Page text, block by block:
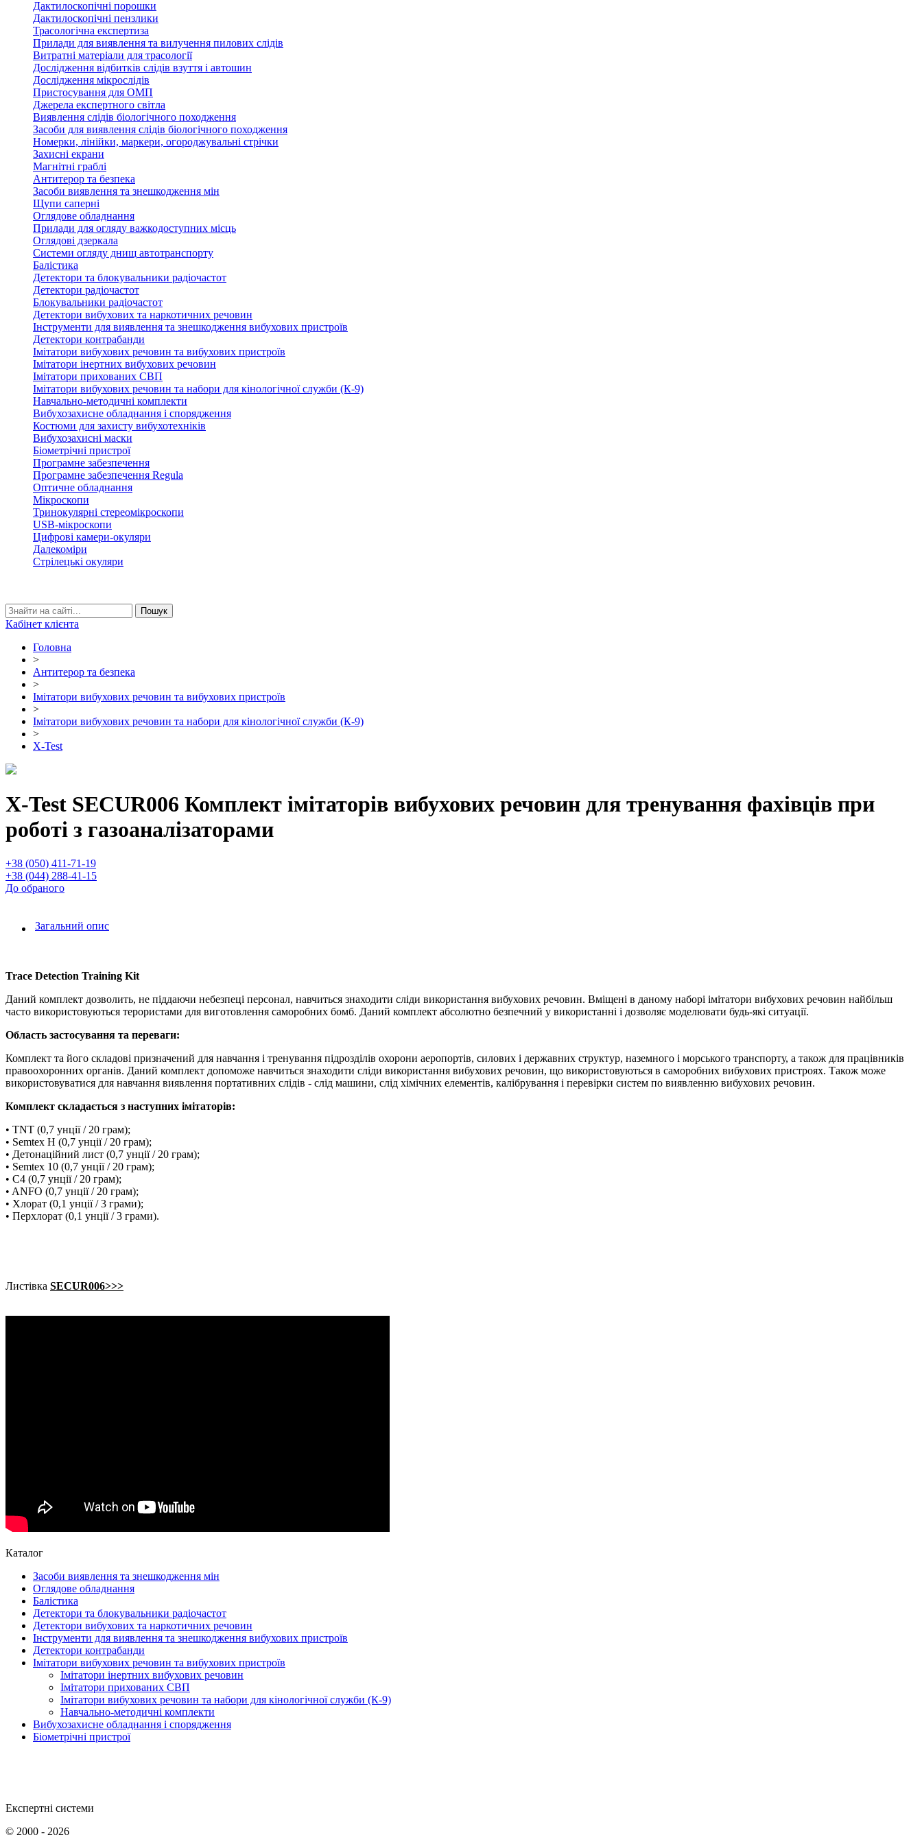
Дактилоскопічні порошки
Дактилоскопічні пензлики
Трасологічна експертиза
Прилади для виявлення та вилучення пилових слідів
Витратні матеріали для трасології
Дослідження відбитків слідів взуття і автошин
Дослідження мікрослідів
Пристосування для ОМП
Джерела експертного світла
Виявлення слідів біологічного походження
Засоби для виявлення слідів біологічного походження
Номерки, лінійки, маркери, огороджувальні стрічки
Захисні екрани
Магнітні граблі
Антитерор та безпека
Засоби виявлення та знешкодження мін
Щупи саперні
Оглядове обладнання
Прилади для огляду важкодоступних місць
Оглядові дзеркала
Системи огляду днищ автотранспорту
Балістика
Детектори та блокувальники радіочастот
Детектори радіочастот
Блокувальники радіочастот
Детектори вибухових та наркотичних речовин
Інструменти для виявлення та знешкодження вибухових пристроїв
Детектори контрабанди
Імітатори вибухових речовин та вибухових пристроїв
Імітатори інертних вибухових речовин
Імітатори прихованих СВП
Імітатори вибухових речовин та набори для кінологічної служби (К-9)
Навчально-методичні комплекти
Вибухозахисне обладнання і спорядження
Костюми для захисту вибухотехніків
Вибухозахисні маски
Біометрічні пристрої
Програмне забезпечення
Програмне забезпечення Regula
Оптичне обладнання
Мікроскопи
Тринокулярні стереомікроскопи
USB-мікроскопи
Цифрові камери-окуляри
Далекоміри
Стрілецькі окуляри
Кабінет клієнта
Головна
>
Антитерор та безпека
>
Імітатори вибухових речовин та вибухових пристроїв
>
Імітатори вибухових речовин та набори для кінологічної служби (К-9)
>
X-Test
X-Test SECUR006 Комплект імітаторів вибухових речовин для тренування фахівців при
роботі з газоаналізаторами
+38 (050) 411-71-19
+38 (044) 288-41-15
До обраного
Загальний опис
Trace Detection Training Kit
Даний комплект дозволить, не піддаючи небезпеці персонал, навчиться знаходити сліди використання вибухових речовин. Вміщені в даному наборі імітатори вибухових речовин найбільш
часто використовуються терористами для виготовлення саморобних бомб. Даний комплект абсолютно безпечний у використанні і дозволяє моделювати будь-які ситуації.
Область застосування та переваги:
Комплект та його складові призначений для навчання і тренування підрозділів охорони аеропортів, силових і державних структур, наземного і морського транспорту, а також для працівників
правоохоронних органів. Даний комплект допоможе навчиться знаходити сліди використання вибухових речовин, що використовуються в саморобних вибухових пристроях. Також може
використовуватися для навчання виявлення портативних слідів - слід машини, слід хімічних елементів, калібрування і перевірки систем по виявленню вибухових речовин.
Комплект складається з наступних імітаторів:
• TNT (0,7 унції / 20 грам);
• Semtex H (0,7 унції / 20 грам);
• Детонаційний лист (0,7 унції / 20 грам);
• Semtex 10 (0,7 унції / 20 грам);
• C4 (0,7 унції / 20 грам);
• ANFO (0,7 унції / 20 грам);
• Хлорат (0,1 унції / 3 грами);
• Перхлорат (0,1 унції / 3 грами).
Листівка SECUR006>>>
Каталог
Засоби виявлення та знешкодження мін
Оглядове обладнання
Балістика
Детектори та блокувальники радіочастот
Детектори вибухових та наркотичних речовин
Інструменти для виявлення та знешкодження вибухових пристроїв
Детектори контрабанди
Імітатори вибухових речовин та вибухових пристроїв
Імітатори інертних вибухових речовин
Імітатори прихованих СВП
Імітатори вибухових речовин та набори для кінологічної служби (К-9)
Навчально-методичні комплекти
Вибухозахисне обладнання і спорядження
Біометрічні пристрої
Експертні системи
© 2000 - 2026